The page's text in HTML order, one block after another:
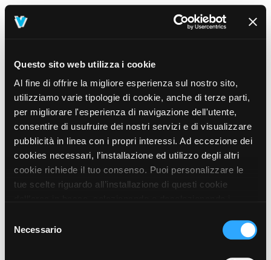
Questo sito web utilizza i cookie
Al fine di offrire la migliore esperienza sul nostro sito,
utilizziamo varie tipologie di cookie, anche di terze parti,
per migliorare l'esperienza di navigazione dell'utente,
consentire di usufruire dei nostri servizi e di visualizzare
pubblicità in linea con i propri interessi. Ad eccezione dei
cookies necessari, l’installazione ed utilizzo degli altri
cookie richiede il tuo consenso. Puoi personalizzare le
tue scelte riguardo all’installazione di questi cookie
prosegui” o decidere di accettare tutti i cookie, cliccando
sul pulsante “Accetta tutti i cookie”. Cliccando sul tasto
delNecessario